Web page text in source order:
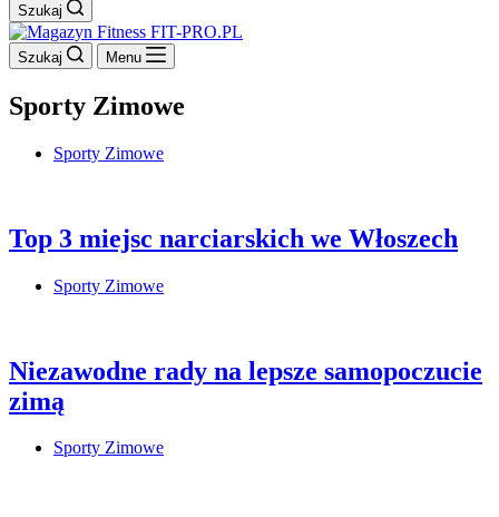
Szukaj
Szukaj Menu
Sporty Zimowe
Sporty Zimowe
Top 3 miejsc narciarskich we Włoszech
Sporty Zimowe
Niezawodne rady na lepsze samopoczucie
zimą
Sporty Zimowe